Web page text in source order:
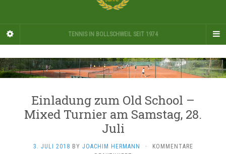
TENNIS IN BOLLSCHWEIL SEIT 1974
Einladung zum Old School –
Mixed Turnier am Samstag, 28.
Juli
3. JULI 2018 BY JOACHIM HERMANN ·
KOMMENTARE